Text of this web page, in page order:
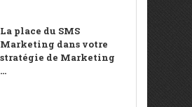
La place du SMS
Marketing dans votre
stratégie de Marketing
...